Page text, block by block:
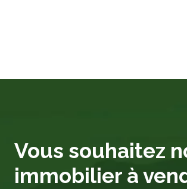
Vous souhaitez
immobilier à